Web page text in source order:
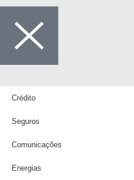
Crédito
Seguros
Comunicações
Energias